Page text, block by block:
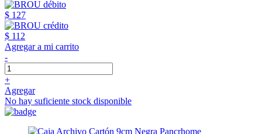
$ 127
$ 112
Agregar a mi carrito
-
+
Agregar
No hay suficiente stock disponible